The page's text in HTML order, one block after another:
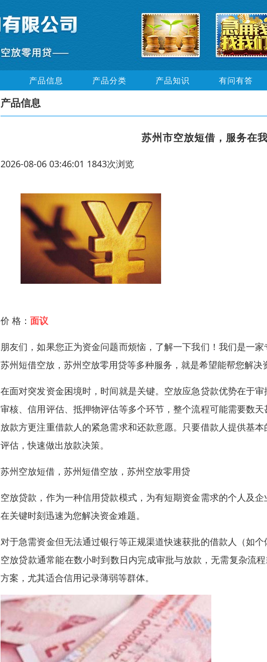
产品信息 产品分类 产品知识 有问有答
产品信息
苏州市空放短借，服务在
2026-08-06 03:46:01 1843次浏览
价 格： 面议
朋友们，如果您正为资金问题而烦恼，了解一下我们！我们是一
苏州短借空放，苏州空放零用贷等多种服务，就是希望能帮您解决
在面对突发资金困境时，时间就是关键。空放应急贷款优势在于
审核、信用评估、抵押物评估等多个环节，整个流程可能需要数
放款方更注重借款人的紧急需求和还款意愿。只要借款人提供基
评估，快速做出放款决策。
苏州空放短借，苏州短借空放，苏州空放零用贷
空放贷款，作为一种信用贷款模式，为有短期资金需求的个人及
在关键时刻迅速为您解决资金难题。
对于急需资金但无法通过银行等正规渠道快速获批的借款人（如
空放贷款通常能在数小时到数日内完成审批与放款，无需复杂流
方案，尤其适合信用记录薄弱等群体。